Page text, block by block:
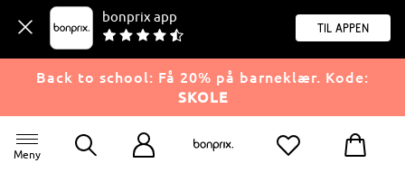
bonprix app
til appen
Back to school: Få 20% på barneklær. Kode:
SKOLE
Meny